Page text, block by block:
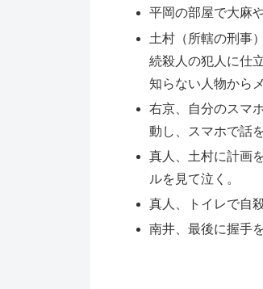
平岡の部屋で大麻
土村（所轄の刑事
続殺人の犯人に仕
知らない人物から
右京、自分のスマ
動し、スマホで話
真人、土村に計画
ルを見て泣く。
真人、トイレで自
南井、最後に握手